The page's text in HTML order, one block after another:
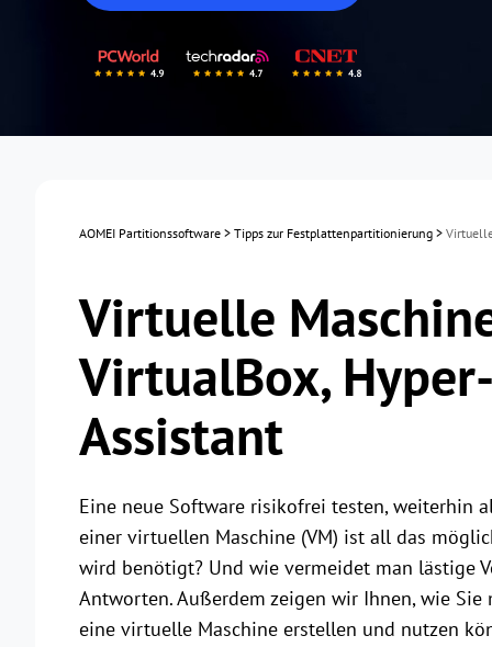
AOMEI Partitionssoftware > Tipps zur Festplattenpartitionierung >
Virtuelle
VirtualBox,
Assistant
Eine neue Software risikofrei testen, weiterhin
einer virtuellen Maschine (VM) ist all das
wird benötigt? Und wie vermeidet man lästige
Antworten. Außerdem zeigen wir Ihnen, wie
eine virtuelle Maschine erstellen und nutzen